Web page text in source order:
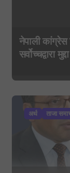
नेपाली कांग्रेस
सर्वोच्चद्वारा
अर्थ ताजा